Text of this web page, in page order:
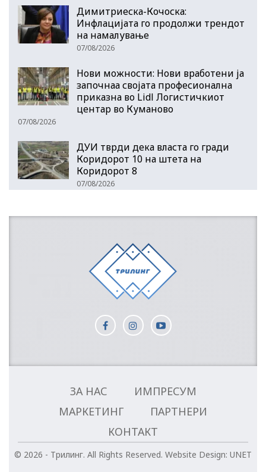
Димитриеска-Кочоска:
Инфлацијата го продолжи трендот
на намалување
07/08/2026
Нови можности: Нови вработени ја
започнаа својата професионална
приказна во Lidl Логистичкиот
центар во Куманово
07/08/2026
ДУИ тврди дека власта го гради
Коридорот 10 на штета на
Коридорот 8
07/08/2026
ЗА НАС
ИМПРЕСУМ
МАРКЕТИНГ
ПАРТНЕРИ
КОНТАКТ
© 2026 - Трилинг. All Rights Reserved. Website Design: UNET